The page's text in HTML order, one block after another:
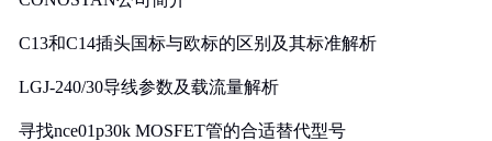
C13和C14插头国标与欧标的区别及其标准解析
LGJ-240/30导线参数及载流量解析
寻找nce01p30k MOSFET管的合适替代型号